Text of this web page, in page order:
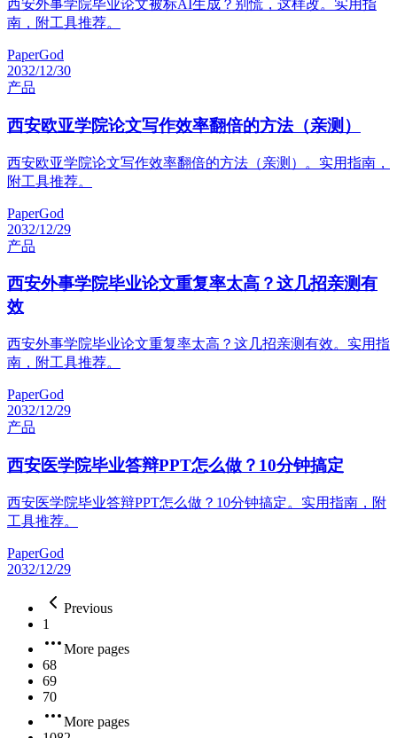
西安外事学院毕业论文被标AI生成？别慌，这样改。实用指
南，附工具推荐。
PaperGod
2032/12/30
产品
西安欧亚学院论文写作效率翻倍的方法（亲测）
西安欧亚学院论文写作效率翻倍的方法（亲测）。实用指南，
附工具推荐。
PaperGod
2032/12/29
产品
西安外事学院毕业论文重复率太高？这几招亲测有
效
西安外事学院毕业论文重复率太高？这几招亲测有效。实用指
南，附工具推荐。
PaperGod
2032/12/29
产品
西安医学院毕业答辩PPT怎么做？10分钟搞定
西安医学院毕业答辩PPT怎么做？10分钟搞定。实用指南，附
工具推荐。
PaperGod
2032/12/29
Previous
1
More pages
68
69
70
More pages